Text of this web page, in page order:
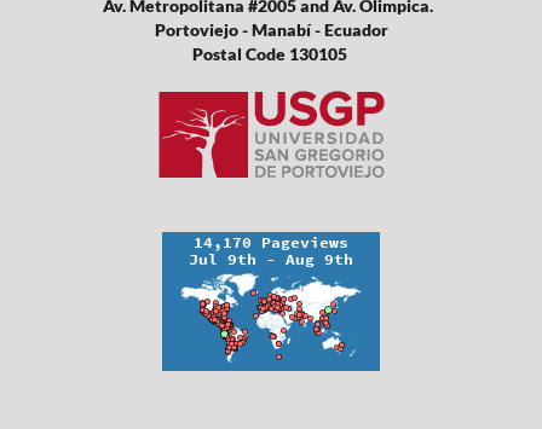
Av. Metropolitana #2005 and Av. Olimpica.
Portoviejo - Manabí - Ecuador
Postal Code 130105